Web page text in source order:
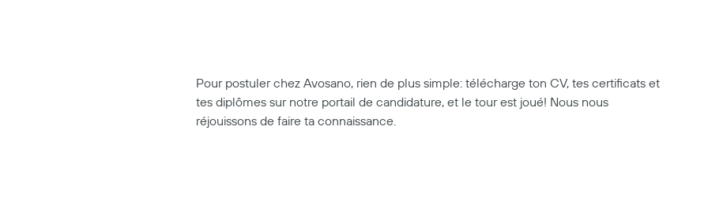
Pour postuler chez Avosano, rien de plus simple: télécharge ton CV, tes certificats et
tes diplômes sur notre portail de candidature, et le tour est joué! Nous nous
réjouissons de faire ta connaissance.